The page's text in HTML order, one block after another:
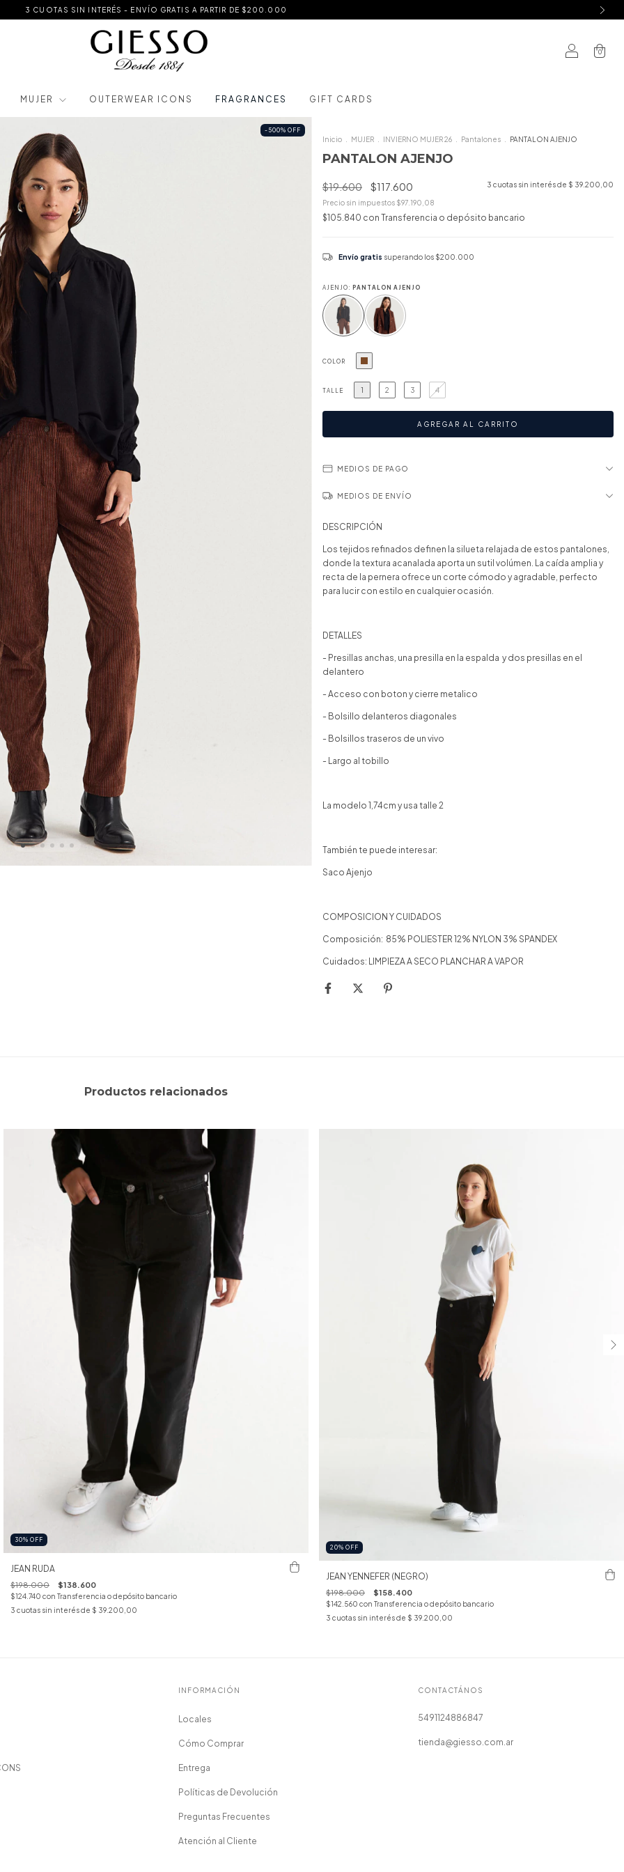
3 CUOTAS SIN INTERÉS - ENVÍO GRATIS A PARTIR DE $200.000
0
MUJER OUTERWEAR ICONS FRAGRANCES GIFT CARDS
-500% OFF
Inicio MUJER INVIERNO MUJER 26 Pantalones PANTALON AJENJO
PANTALON AJENJO
$19.600 $117.600 3 cuotas sin interés de $ 39.200,00
Precio sin impuestos $97.190,08
$105.840 con Transferencia o depósito bancario
Envío gratis superando los $200.000
AJENJO: PANTALON AJENJO
COLOR
TALLE 1 2 3 4
MEDIOS DE PAGO
MEDIOS DE ENVÍO
DESCRIPCIÓN
Los tejidos refinados definen la silueta relajada de estos pantalones,
donde la textura acanalada aporta un sutil volúmen. La caída amplia y
recta de la pernera ofrece un corte cómodo y agradable, perfecto
para lucir con estilo en cualquier ocasión.
DETALLES
- Presillas anchas, una presilla en la espalda y dos presillas en el
delantero
- Acceso con boton y cierre metalico
- Bolsillo delanteros diagonales
- Bolsillos traseros de un vivo
- Largo al tobillo
La modelo 1,74cm y usa talle 2
También te puede interesar:
Saco Ajenjo
COMPOSICION Y CUIDADOS
Composición: 85% POLIESTER 12% NYLON 3% SPANDEX
Cuidados: LIMPIEZA A SECO PLANCHAR A VAPOR
Productos relacionados
30% OFF
JEAN RUDA
$198.000 $138.600
$124.740 con Transferencia o depósito bancario
3 cuotas sin interés de $ 39.200,00
20% OFF
JEAN YENNEFER (NEGRO)
$198.000 $158.400
$142.560 con Transferencia o depósito bancario
3 cuotas sin interés de $ 39.200,00
INFORMACIÓN
Locales
Cómo Comprar
Entrega
Políticas de Devolución
Preguntas Frecuentes
Atención al Cliente
CONTACTÁNOS
5491124886847
tienda@giesso.com.ar